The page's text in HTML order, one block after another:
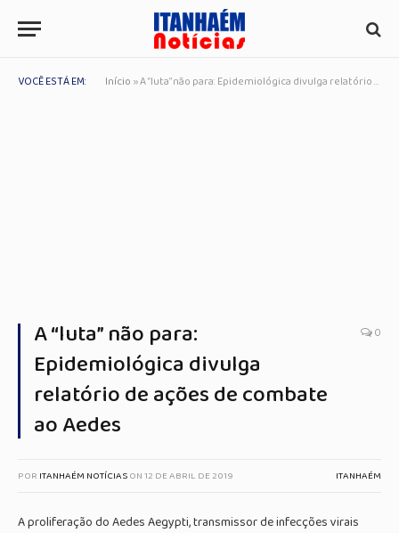
VOCÊ ESTÁ EM: Início »A “luta” não para: Epidemiológica divulga relatório de ações de combate ao Aedes
A “luta” não para:
Epidemiológica divulga
relatório de ações de combate
ao Aedes
0
POR ITANHAÉM NOTÍCIASON12 DE ABRIL DE 2019 ITANHAÉM
A proliferação do Aedes Aegypti, transmissor de infecções virais